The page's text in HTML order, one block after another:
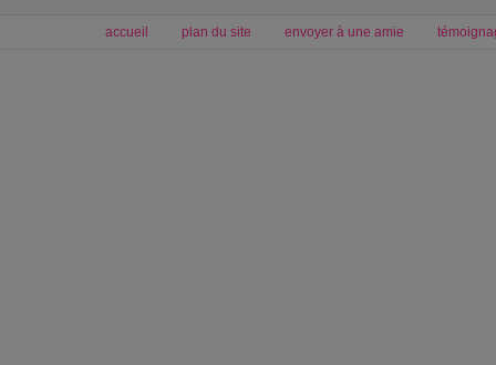
accueil plan du site envoyer à une amie